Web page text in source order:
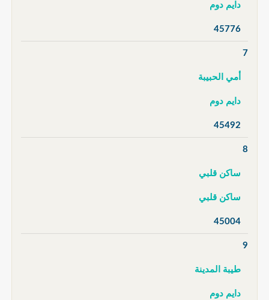
دايم دوم
45776
7
أمي الحبيبة
دايم دوم
45492
8
ساكن قلبي
ساكن قلبي
45004
9
طيبة المدينة
دايم دوم